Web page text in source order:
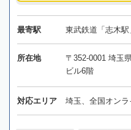
最寄駅 東武鉄道「志木駅
所在地
〒352-0001 埼玉
ビル6階
対応エリア 埼玉、全国オン